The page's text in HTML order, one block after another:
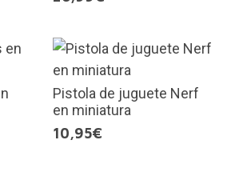
Pistola de juguete Nerf
en miniatura
10,95€